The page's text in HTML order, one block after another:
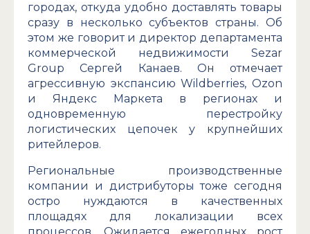
городах, откуда удобно доставлять товары
сразу в несколько субъектов страны. Об
этом же говорит и директор департамента
коммерческой недвижимости Sezar
Group Сергей Канаев. Он отмечает
агрессивную экспансию Wildberries, Ozon
и Яндекс Маркета в регионах и
одновременную перестройку
логистических цепочек у крупнейших
ритейлеров.
Региональные производственные
компании и дистрибуторы тоже сегодня
остро нуждаются в качественных
площадях для локализации всех